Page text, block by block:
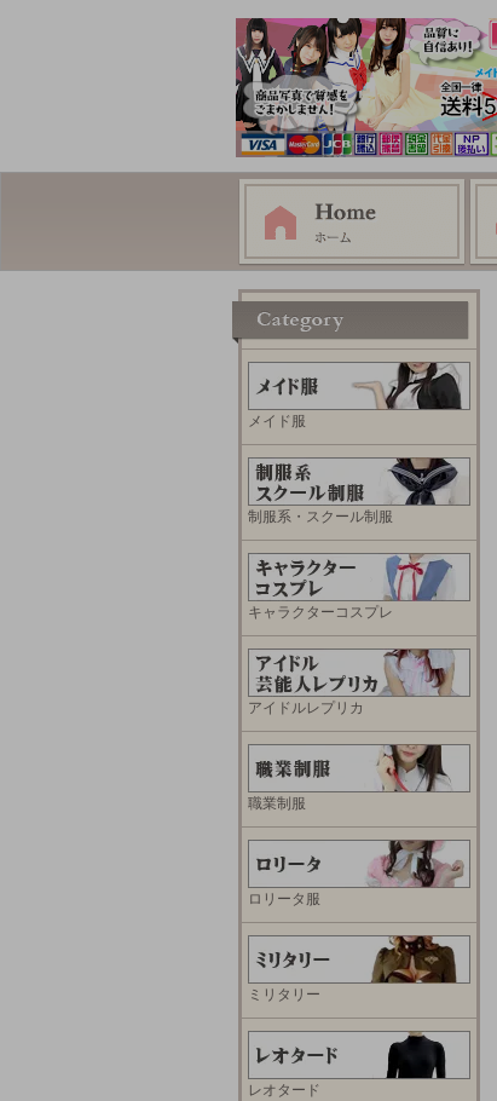
メイド服
制服系・スクール制服
キャラクターコスプレ
アイドルレプリカ
職業制服
ロリータ服
ミリタリー
レオタード